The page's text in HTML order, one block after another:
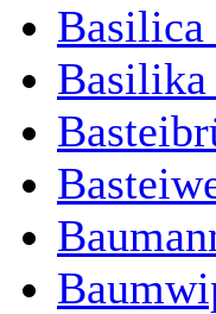
Basilica
Basilika